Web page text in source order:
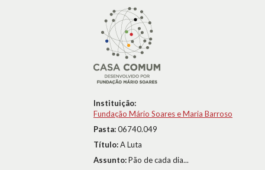
Instituição:
Fundação Mário Soares e Maria Barroso
Pasta:06740.049
Título:A Luta
Assunto:Pão de cada dia...